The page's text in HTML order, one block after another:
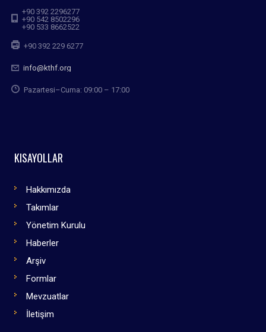
+90 392 2296277
+90 542 8502296
+90 533 8662522
+90 392 229 6277
info@kthf.org
Pazartesi–Cuma: 09:00 – 17:00
KISAYOLLAR
Hakkımızda
Takımlar
Yönetim Kurulu
Haberler
Arşiv
Formlar
Mevzuatlar
İletişim